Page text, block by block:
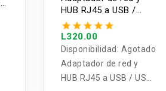
HUB RJ45 a USB /
USB-C
L320.00
Disponibilidad: Agotado
Adaptador de red y
HUB RJ45 a USB / USB-